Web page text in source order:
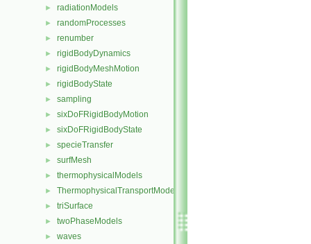
► radiationModels
► randomProcesses
► renumber
► rigidBodyDynamics
► rigidBodyMeshMotion
► rigidBodyState
► sampling
► sixDoFRigidBodyMotion
► sixDoFRigidBodyState
► specieTransfer
► surfMesh
► thermophysicalModels
► ThermophysicalTransportModels
► triSurface
► twoPhaseModels
► waves